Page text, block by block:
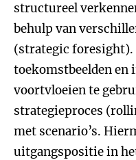
structureel
behulp van
(strategic foresight).
toekomstbeelden
voortvloeien te
strategieproces
met scenario’s.
uitgangspositie in